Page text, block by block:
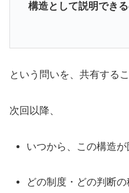
構造として説明でき
という問いを、共有するこ
次回以降、
いつから、この構造
どの制度・どの判断